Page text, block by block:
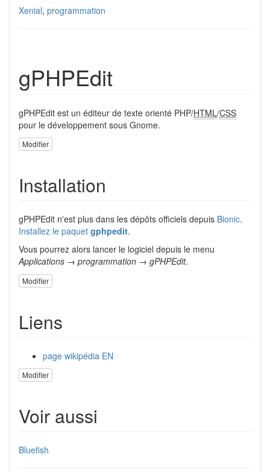
Xenial, programmation
gPHPEdit
gPHPEdit est un éditeur de texte orienté PHP/HTML/CSS
pour le développement sous Gnome.
Modifier
Installation
gPHPEdit n'est plus dans les dépôts officiels depuis Bionic.
Installez le paquet gphpedit.
Vous pourrez alors lancer le logiciel depuis le menu
Applications → programmation → gPHPEdit.
Modifier
Liens
page wikipédia EN
Modifier
Voir aussi
Bluefish